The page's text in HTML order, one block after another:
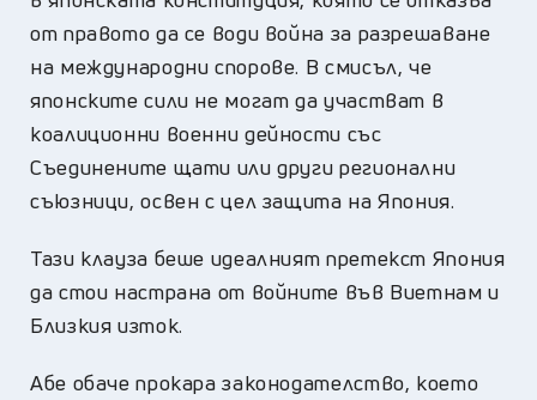
от правото да се води война за разрешаване
на международни спорове. В смисъл, че
японските сили не могат да участват в
коалиционни военни дейности със
Съединените щати или други регионални
съюзници, освен с цел защита на Япония.
Тази клауза беше идеалният претекст Япония
да стои настрана от войните във Виетнам и
Близкия изток.
Абе обаче прокара законодателство, което